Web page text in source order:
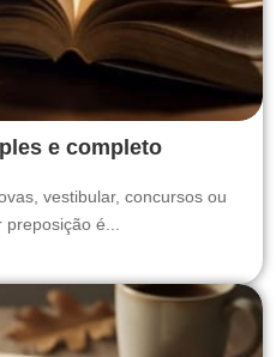
e completo
vestibular, concursos ou
é...